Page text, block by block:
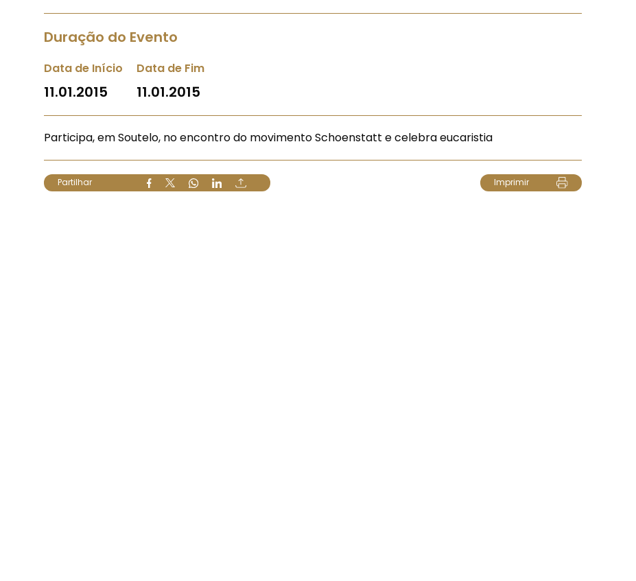
Duração do Evento
Data de Início
11.01.2015
Data de Fim
11.01.2015
Participa, em Soutelo, no encontro do movimento Schoenstatt e celebra eucaristia
Partilhar Imprimir